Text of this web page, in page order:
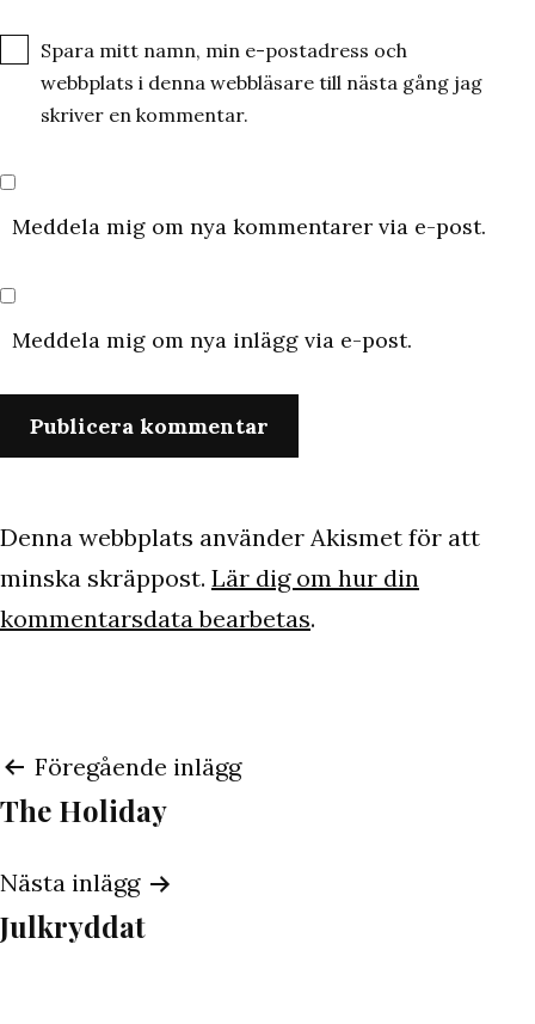
Spara mitt namn, min e-postadress och
webbplats i denna webbläsare till nästa gång jag
skriver en kommentar.
Meddela mig om nya kommentarer via e-post.
Meddela mig om nya inlägg via e-post.
Denna webbplats använder Akismet för att
minska skräppost. Lär dig om hur din
kommentarsdata bearbetas.
Inläggsnavigering
Föregående inlägg
The Holiday
Nästa inlägg
Julkryddat